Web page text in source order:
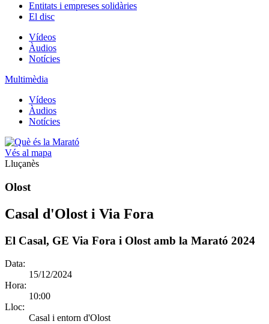
Entitats i empreses solidàries
El disc
Vídeos
Àudios
Notícies
Multimèdia
Vídeos
Àudios
Notícies
Vés al mapa
Lluçanès
Olost
Casal d'Olost i Via Fora
El Casal, GE Via Fora i Olost amb la Marató 2024
Data:
15/12/2024
Hora:
10:00
Lloc:
Casal i entorn d'Olost